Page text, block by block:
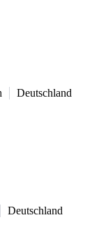
Deutschland
Deutschland